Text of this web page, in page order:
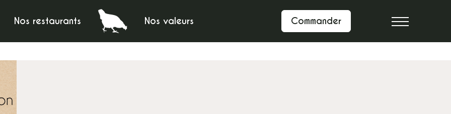
Nos restaurants Nos valeurs Commander